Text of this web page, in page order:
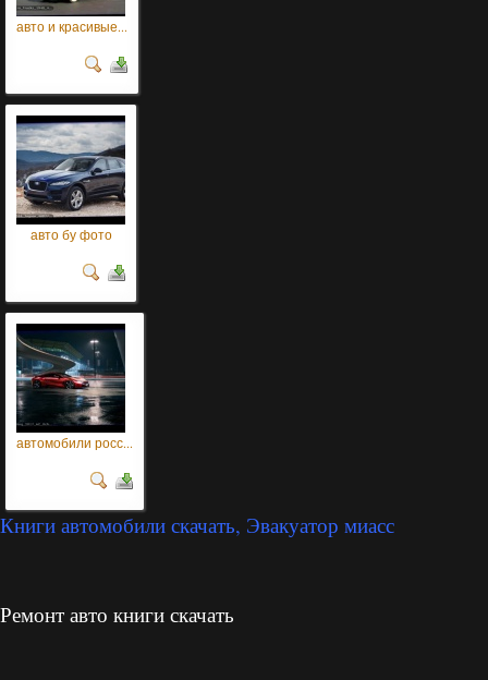
авто и красивые...
авто бу фото
автомобили росс...
Книги автомобили скачать, Эвакуатор миасс
Ремонт авто книги скачать